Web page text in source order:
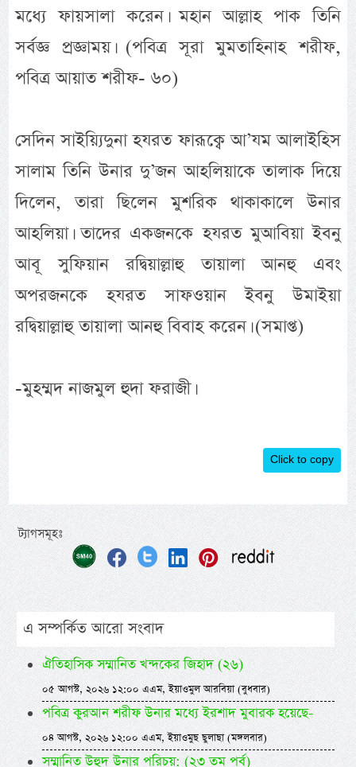
মধ্যে ফায়সালা করেন। মহান আল্লাহ পাক তিনি
সর্বজ্ঞ প্রজ্ঞাময়। (পবিত্র সূরা মুমতাহিনাহ শরীফ,
পবিত্র আয়াত শরীফ- ৬০)
সেদিন সাইয়্যিদুনা হযরত ফারূক্বে আ’যম আলাইহিস
সালাম তিনি উনার দু’জন আহলিয়াকে তালাক দিয়ে
দিলেন, তারা ছিলেন মুশরিক থাকাকালে উনার
আহলিয়া। তাদের একজনকে হযরত মুআবিয়া ইবনু
আবূ সুফিয়ান রদ্বিয়াল্লাহু তায়ালা আনহু এবং
অপরজনকে হযরত সাফওয়ান ইবনু উমাইয়া
রদ্বিয়াল্লাহু তায়ালা আনহু বিবাহ করেন। (সমাপ্ত)
-মুহম্মদ নাজমুল হুদা ফরাজী।
Click to copy
ট্যাগসমূহঃ
এ সম্পর্কিত আরো সংবাদ
ঐতিহাসিক সম্মানিত খন্দকের জিহাদ (২৬)
০৫ আগস্ট, ২০২৬ ১২:০০ এএম, ইয়াওমুল আরবিয়া (বুধবার)
পবিত্র কুরআন শরীফ উনার মধ্যে ইরশাদ মুবারক হয়েছে-
০৪ আগস্ট, ২০২৬ ১২:০০ এএম, ইয়াওমুছ ছুলাছা (মঙ্গলবার)
সম্মানিত উহুদ উনার পরিচয়: (২৩ তম পর্ব)